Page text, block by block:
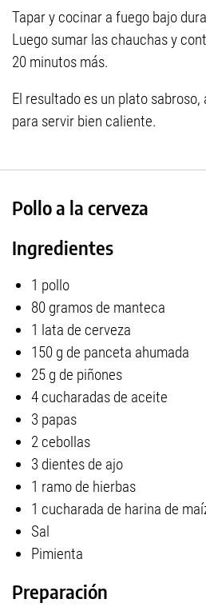
Tapar y cocinar a fuego bajo
Luego sumar las chauchas y
20 minutos más.
El resultado es un plato
para servir bien caliente.
Pollo a la cerveza
Ingredientes
1 pollo
80 gramos de manteca
1 lata de cerveza
150 g de panceta ahumada
25 g de piñones
4 cucharadas de aceite
3 papas
2 cebollas
3 dientes de ajo
1 ramo de hierbas
1 cucharada de harina de
Sal
Pimienta
Preparación